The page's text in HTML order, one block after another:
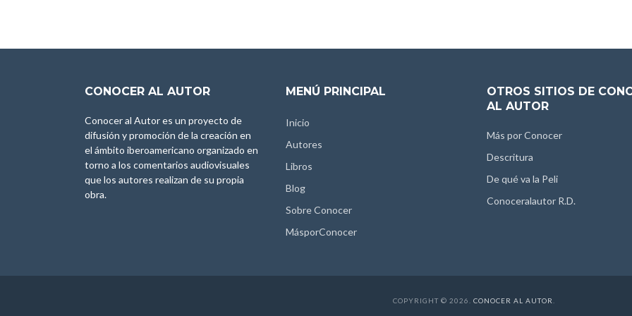
CONOCER AL AUTOR
Conocer al Autor es un proyecto de
difusión y promoción de la creación en
el ámbito iberoamericano organizado en
torno a los comentarios audiovisuales
que los autores realizan de su propia
obra.
MENÚ PRINCIPAL
Inicio
Autores
Libros
Blog
Sobre Conocer
MásporConocer
OTROS SITIOS DE
AL AUTOR
Más por Conocer
Descritura
De qué va la Peli
Conoceralautor R.D.
COPYRIGHT © 2026. CONOCER AL AUTOR